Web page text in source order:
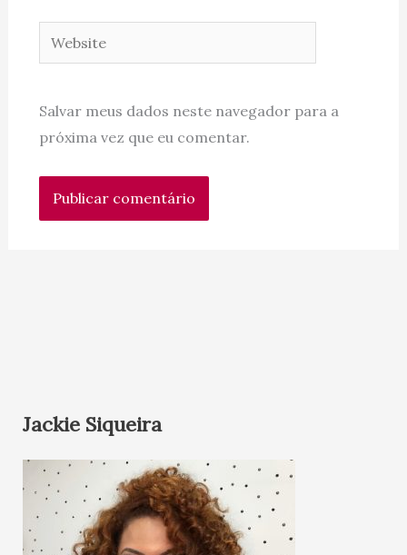
Website
Salvar meus dados neste navegador para a
próxima vez que eu comentar.
Jackie Siqueira